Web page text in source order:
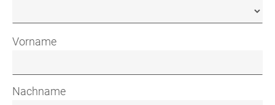
Vorname
Nachname